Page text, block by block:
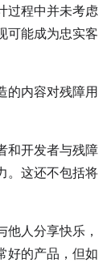
过程中并未考虑
可能成为忠实客
的内容对残障用
和开发者与残障
。这还不包括将
人分享快乐，
好的产品，但如